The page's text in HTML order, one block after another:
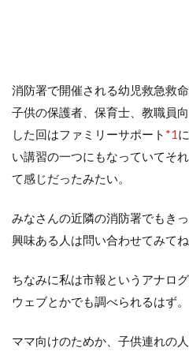
消防署で開催される幼児救急救
子供の保護者、保育士、教職員
した回はファミリーサポート *1
い講習の一つにもなっていてそ
て感じだったみたい。
みなさんの近隣の消防署でもき
興味ある人は問い合わせてみてね
ちなみに私は市報というアナロ
ウェブとかでも調べられるはず。
ママ向けのためか、子供連れの